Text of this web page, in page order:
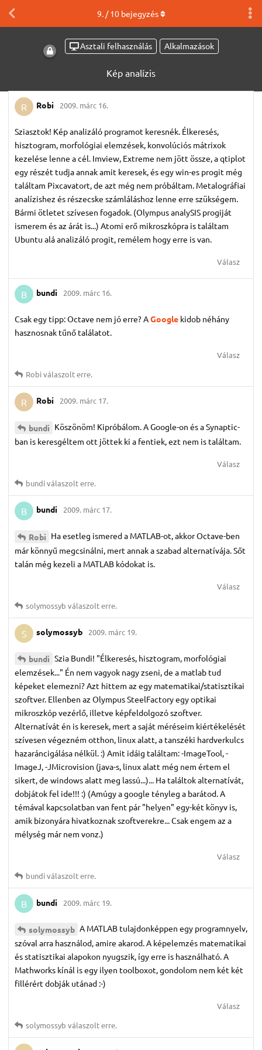
Asztali felhasználás Alkalmazások
Kép analízis
9. /10bejegyzés
R Robi 2009. márc 16.
Sziasztok! Kép analizáló programot keresnék. Élkeresés,
hisztogram, morfológiai elemzések, konvolúciós mátrixok
kezelése lenne a cél. Imview, Extreme nem jött össze, a qtiplot
egy részét tudja annak amit keresek, és egy win-es progit még
találtam Pixcavatort, de azt még nem próbáltam. Metalográfiai
analízishez és részecske számláláshoz lenne erre szükségem.
Bármi ötletet szívesen fogadok. (Olympus analySIS progiját
ismerem és az árát is...) Atomi erő mikroszkópra is találtam
Ubuntu alá analizáló progit, remélem hogy erre is van.
Válasz
B bundi 2009. márc 16.
Csak egy tipp: Octave nem jó erre? AGoogle kidob néhány
hasznosnak tűnő találatot.
Válasz
Robiválaszolt erre.
R Robi 2009. márc 17.
bundi Köszönöm! Kipróbálom. A Google-on és a Synaptic-
ban is keresgéltem ott jöttek ki a fentiek, ezt nem is találtam.
Válasz
bundiválaszolt erre.
B bundi 2009. márc 17.
Robi Ha esetleg ismered a MATLAB-ot, akkor Octave-ben
már könnyű megcsinálni, mert annak a szabad alternatívája. Sőt
talán még kezeli a MATLAB kódokat is.
Válasz
solymossyb válaszolt erre.
S solymossyb 2009. márc 19.
bundi Szia Bundi! "Élkeresés, hisztogram, morfológiai
elemzések..." Én nem vagyok nagy zseni, de a matlab tud
képeket elemezni? Azt hittem az egy matematikai/statisztikai
szoftver. Ellenben az Olympus SteelFactory egy optikai
mikroszkóp vezérlő, illetve képfeldolgozó szoftver.
Alternatívát én is keresek, mert a saját méréseim kiértékelését
szívesen végezném otthon, linux alatt, a tanszéki hardverkulcs
hazaráncigálása nélkül. :) Amit idáig találtam: -ImageTool, -
ImageJ, -JMicrovision (java-s, linux alatt még nem értem el
sikert, de windows alatt meg lassú...)... Ha találtok alternatívát,
dobjátok fel ide!!! :) (Amúgy a google tényleg a barátod. A
témával kapcsolatban van fent pár "helyen" egy-két könyv is,
amik bizonyára hivatkoznak szoftverekre... Csak engem az a
mélység már nem vonz.)
Válasz
bundiválaszolt erre.
B bundi 2009. márc 19.
solymossyb A MATLAB tulajdonképpen egy programnyelv,
szóval arra használod, amire akarod. A képelemzés matematikai
és statisztikai alapokon nyugszik, így erre is használható. A
Mathworks kínál is egy ilyen toolboxot, gondolom nem két két
fillérért dobják utánad :-)
Válasz
solymossyb válaszolt erre.